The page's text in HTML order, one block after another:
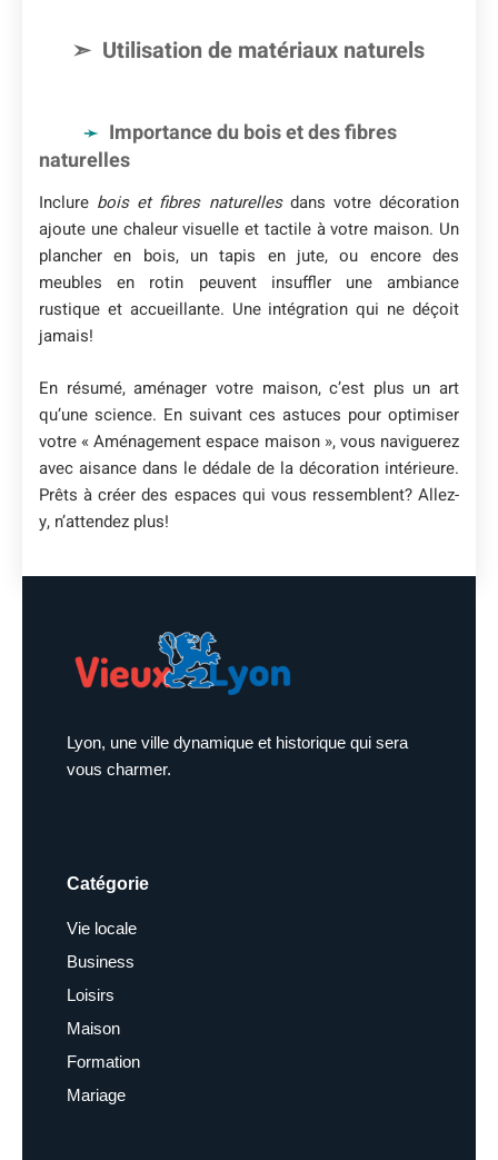
Utilisation de matériaux naturels
Importance du bois et des fibres
naturelles
Inclure bois et fibres naturellesdans votre décoration
ajoute une chaleur visuelle et tactile à votre maison. Un
plancher en bois, un tapis en jute, ou encore des
meubles en rotin peuvent insuffler une ambiance
rustique et accueillante. Une intégration qui ne déçoit
jamais!
En résumé, aménager votre maison, c’est plus un art
qu’une science. En suivant ces astuces pour optimiser
votre « Aménagement espace maison », vous naviguerez
avec aisance dans le dédale de la décoration intérieure.
Prêts à créer des espaces qui vous ressemblent? Allez-
y, n’attendez plus!
Lyon, une ville dynamique et historique qui sera
vous charmer.
Catégorie
Vie locale
Business
Loisirs
Maison
Formation
Mariage